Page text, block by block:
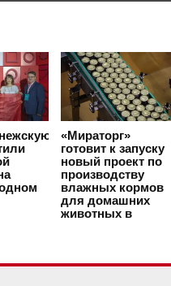
«Мираторг»
готовит к запуску
новый проект по
производству
влажных кормов
для домашних
животных в